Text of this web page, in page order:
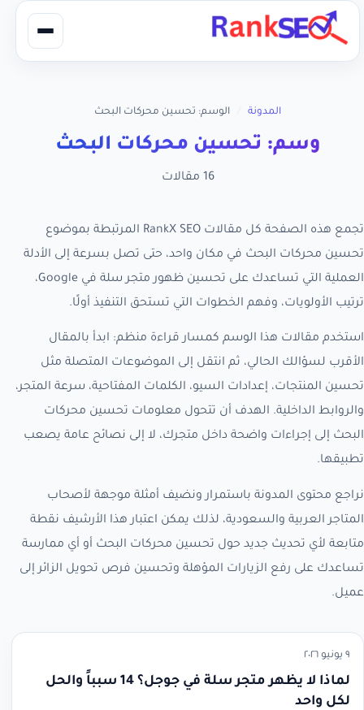
المدونة الوسم: تحسين محركات البحث
وسم: تحسين محركات البحث
16 مقالات
تجمع هذه الصفحة كل مقالات RankX SEO المرتبطة بموضوع
تحسين محركات البحث في مكان واحد، حتى تصل بسرعة إلى الأدلة
العملية التي تساعدك على تحسين ظهور متجر سلة في Google،
ترتيب الأولويات، وفهم الخطوات التي تستحق التنفيذ أولًا.
استخدم مقالات هذا الوسم كمسار قراءة منظم: ابدأ بالمقال
الأقرب لسؤالك الحالي، ثم انتقل إلى الموضوعات المتصلة مثل
تحسين المنتجات، إعدادات السيو، الكلمات المفتاحية، سرعة المتجر،
والروابط الداخلية. الهدف أن تتحول معلومات تحسين محركات
البحث إلى إجراءات واضحة داخل متجرك، لا إلى نصائح عامة يصعب
تطبيقها.
نراجع محتوى المدونة باستمرار ونضيف أمثلة موجهة لأصحاب
المتاجر العربية والسعودية، لذلك يمكن اعتبار هذا الأرشيف نقطة
متابعة لأي تحديث جديد حول تحسين محركات البحث أو أي ممارسة
تساعدك على رفع الزيارات المؤهلة وتحسين فرص تحويل الزائر إلى
عميل.
٩ يونيو ٢٠٢٦
لماذا لا يظهر متجر سلة في جوجل؟ 14 سبباً والحل
لكل واحد